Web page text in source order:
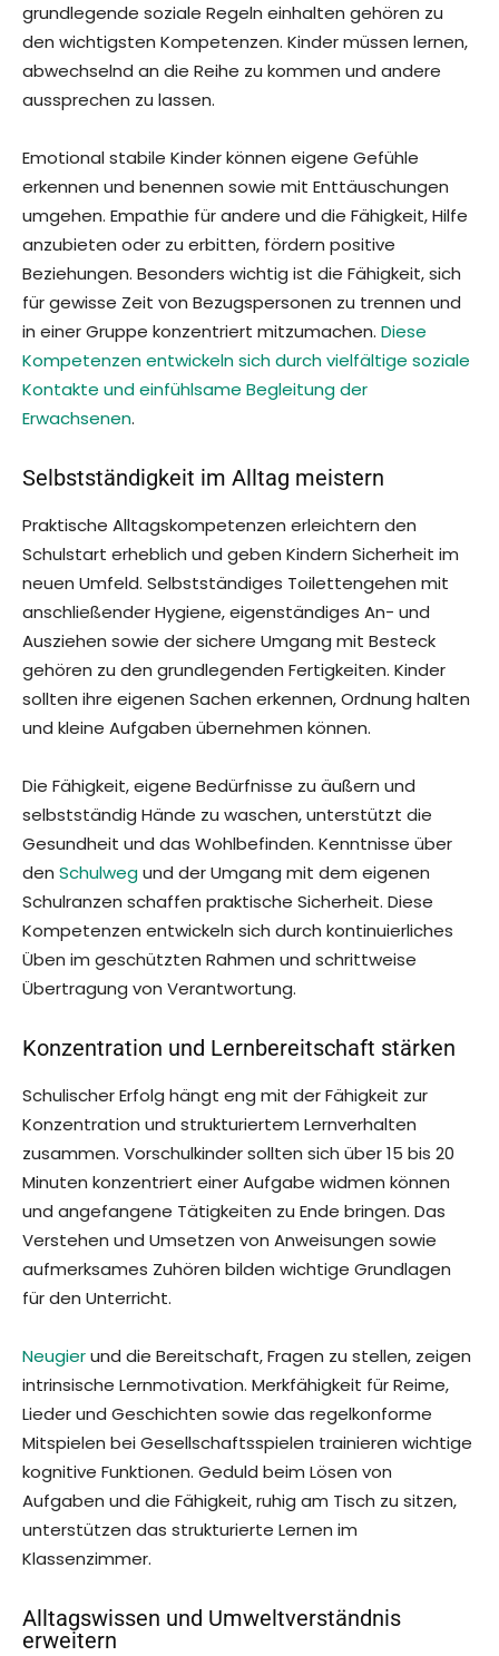
grundlegende soziale Regeln einhalten gehören zu
den wichtigsten Kompetenzen. Kinder müssen lernen,
abwechselnd an die Reihe zu kommen und andere
aussprechen zu lassen.
Emotional stabile Kinder können eigene Gefühle
erkennen und benennen sowie mit Enttäuschungen
umgehen. Empathie für andere und die Fähigkeit, Hilfe
anzubieten oder zu erbitten, fördern positive
Beziehungen. Besonders wichtig ist die Fähigkeit, sich
für gewisse Zeit von Bezugspersonen zu trennen und
in einer Gruppe konzentriert mitzumachen. Diese
Kompetenzen entwickeln sich durch vielfältige soziale
Kontakte und einfühlsame Begleitung der
Erwachsenen.
Selbstständigkeit im Alltag meistern
Praktische Alltagskompetenzen erleichtern den
Schulstart erheblich und geben Kindern Sicherheit im
neuen Umfeld. Selbstständiges Toilettengehen mit
anschließender Hygiene, eigenständiges An- und
Ausziehen sowie der sichere Umgang mit Besteck
gehören zu den grundlegenden Fertigkeiten. Kinder
sollten ihre eigenen Sachen erkennen, Ordnung halten
und kleine Aufgaben übernehmen können.
Die Fähigkeit, eigene Bedürfnisse zu äußern und
selbstständig Hände zu waschen, unterstützt die
Gesundheit und das Wohlbefinden. Kenntnisse über
den Schulwegund der Umgang mit dem eigenen
Schulranzen schaffen praktische Sicherheit. Diese
Kompetenzen entwickeln sich durch kontinuierliches
Üben im geschützten Rahmen und schrittweise
Übertragung von Verantwortung.
Konzentration und Lernbereitschaft stärken
Schulischer Erfolg hängt eng mit der Fähigkeit zur
Konzentration und strukturiertem Lernverhalten
zusammen. Vorschulkinder sollten sich über 15 bis 20
Minuten konzentriert einer Aufgabe widmen können
und angefangene Tätigkeiten zu Ende bringen. Das
Verstehen und Umsetzen von Anweisungen sowie
aufmerksames Zuhören bilden wichtige Grundlagen
für den Unterricht.
Neugierund die Bereitschaft, Fragen zu stellen, zeigen
intrinsische Lernmotivation. Merkfähigkeit für Reime,
Lieder und Geschichten sowie das regelkonforme
Mitspielen bei Gesellschaftsspielen trainieren wichtige
kognitive Funktionen. Geduld beim Lösen von
Aufgaben und die Fähigkeit, ruhig am Tisch zu sitzen,
unterstützen das strukturierte Lernen im
Klassenzimmer.
Alltagswissen und Umweltverständnis
erweitern